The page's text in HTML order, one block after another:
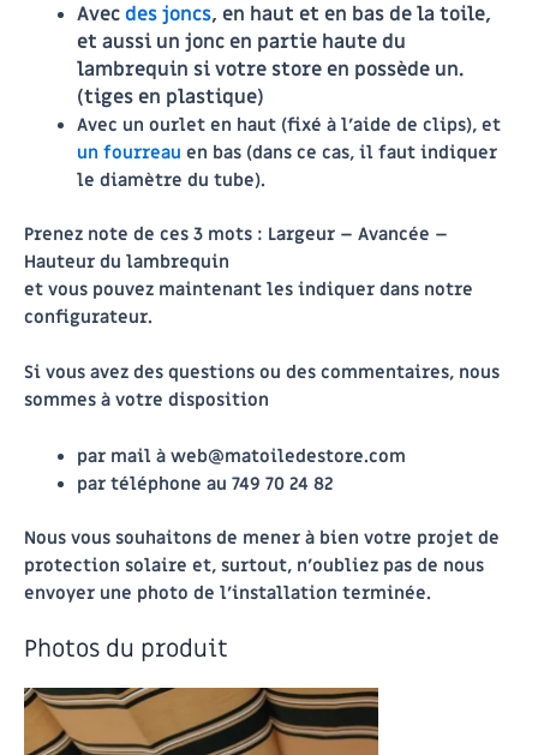
Avecdes joncs, en haut et en bas de la toile,
et aussi un jonc en partie haute du
lambrequin si votre store en possède un.
(tiges en plastique)
Avec un ourlet en haut (fixé à l’aide de clips), et
un fourreau en bas (dans ce cas, il faut indiquer
le diamètre du tube).
Prenez note de ces 3 mots : Largeur – Avancée –
Hauteur du lambrequin
et vous pouvez maintenant les indiquer dans notre
configurateur.
Si vous avez des questions ou des commentaires, nous
sommes à votre disposition
par mail à web@matoiledestore.com
par téléphone au 749 70 24 82
Nous vous souhaitons de mener à bien votre projet de
protection solaire et, surtout, n’oubliez pas de nous
envoyer une photo de l’installation terminée.
Photos du produit